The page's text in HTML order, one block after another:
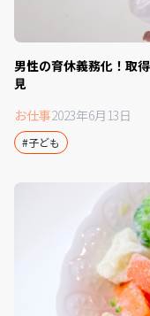
男性の育休義務化！取
見
お仕事2023年6月13日
#子ども